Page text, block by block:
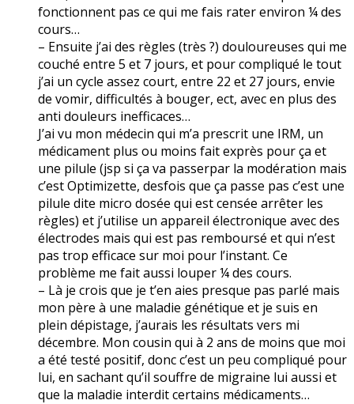
fonctionnent pas ce qui me fais rater environ ¼ des
cours…
– Ensuite j’ai des règles (très ?) douloureuses qui me
couché entre 5 et 7 jours, et pour compliqué le tout
j’ai un cycle assez court, entre 22 et 27 jours, envie
de vomir, difficultés à bouger, ect, avec en plus des
anti douleurs inefficaces…
J’ai vu mon médecin qui m’a prescrit une IRM, un
médicament plus ou moins fait exprès pour ça et
une pilule (jsp si ça va passerpar la modération mais
c’est Optimizette, desfois que ça passe pas c’est une
pilule dite micro dosée qui est censée arrêter les
règles) et j’utilise un appareil électronique avec des
électrodes mais qui est pas remboursé et qui n’est
pas trop efficace sur moi pour l’instant. Ce
problème me fait aussi louper ¼ des cours.
– Là je crois que je t’en aies presque pas parlé mais
mon père à une maladie génétique et je suis en
plein dépistage, j’aurais les résultats vers mi
décembre. Mon cousin qui à 2 ans de moins que moi
a été testé positif, donc c’est un peu compliqué pour
lui, en sachant qu’il souffre de migraine lui aussi et
que la maladie interdit certains médicaments…